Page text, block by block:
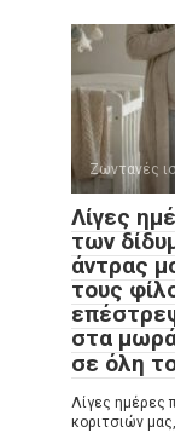
Ζωντανές
Λίγες
των
άντρας
τους
στα
σε όλη
Λίγες ημέρες
κοριτσιών